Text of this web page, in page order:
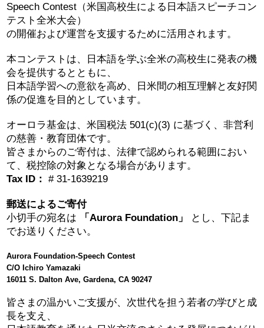
スピーチコンテスト
2026 出場高校生
2023 Results
2022 Results
2021 Results
2019 Results
2018 Winners
Speech Contest（米国高校生による日本語スピーチコン
テスト全米大会）
の開催および運営を支援するために活用されます。
本コンテストは、日本語を学ぶ全米の高校生に発表の機
会を提供するとともに、
日本語学習への意欲を高め、日米間の相互理解と友好関
係の促進を目的としています。
オーロラ基金は、米国税法 501(c)(3) に基づく、非営利
の慈善・教育団体です。
皆さまからのご寄付は、法律で認められる範囲におい
て、税控除の対象となる場合があります。
Tax ID： # 31-1639219
郵送によるご寄付
小切手の宛名は
「Aurora Foundation」
とし、下記ま
でお送りください。
Aurora Foundation-Speech Contest
C/O Ichiro Yamazaki
16011 S. Dalton Ave, Gardena, CA 90247
皆さまの温かいご支援が、次世代を担う若者の学びと成
長を支え、